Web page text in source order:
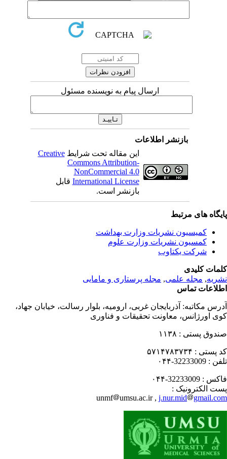
ارسال پیام به نویسنده مسئول
بازنشر اطلاعات
این مقاله تحت شرایطCreative
Commons Attribution-
NonCommercial 4.0
International Licenseقابل
بازنشر است.
های مرتبط
کمیسیون نشریات وزارت بهداشت
کمسیون نشریات وزارت علوم
شرکت یکتاوب
کلیدی
,مجله علمی, مجله پرستاری و مامایی
تماس
مکاتبه:آذربایجان غربی، ارومیه، بلوار رسالت، خیابان جهاد،
اورژانس، معاونت تحقیقات و فناوری
پستی : ۱۱۳۸
پستی : ۵۷۱۴۷۸۳۷۳۴
: 32233009-۰۴۴
: 32233009-۰۴۴
الکترونیک :
unmf
umsu.ac.ir ,j.nur.mid